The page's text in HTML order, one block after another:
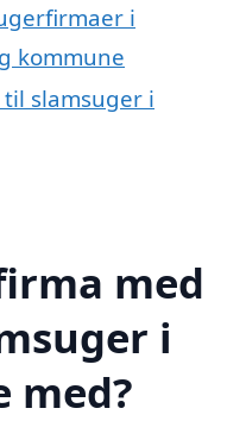
i
kommune
slamsuger i
med
i
med?